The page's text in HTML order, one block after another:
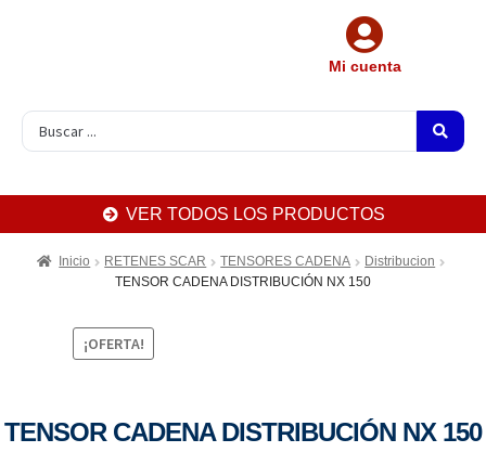
Mi cuenta
VER TODOS LOS PRODUCTOS
Inicio RETENES SCAR TENSORES CADENA
Distribucion
TENSOR CADENA DISTRIBUCIÓN NX 150
¡OFERTA!
TENSOR CADENA DISTRIBUCIÓN NX 150